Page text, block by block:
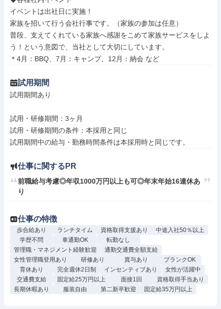
イベントは出社日に実施！
家族を招いて行う会社行事です。（家族の参加は任意）
普段、支えてくれている家族へ感謝をこめて家族サービスをしよ
う！という意図で、当社として大切にしています。
＊4月：BBQ、7月：キャンプ、12月：納会 など
試用期間
試用期間あり
試用・研修期間：3ヶ月
試用・研修期間の条件：本採用と同じ
仕事に関するPR
前職給与考慮◎年収1000万円以上も可◎年末年始16連休あ
り
仕事の特徴
歩合給あり ランチタイム 資格取得支援あり
中途入社50％以上
学歴不問
車通勤OK
転勤なし
管理職・マネジメント経験歓迎
通勤交通費全額支給
女性管理職登用あり
研修あり 賞与あり
ブランクOK
育休あり
完全週休2日制 インセンティブあり
女性が活躍中
交通費支給
固定給25万円以上 面接1回
資格取得手当あり
長期休暇あり
服装自由 第二新卒歓迎 固定給35万円以上